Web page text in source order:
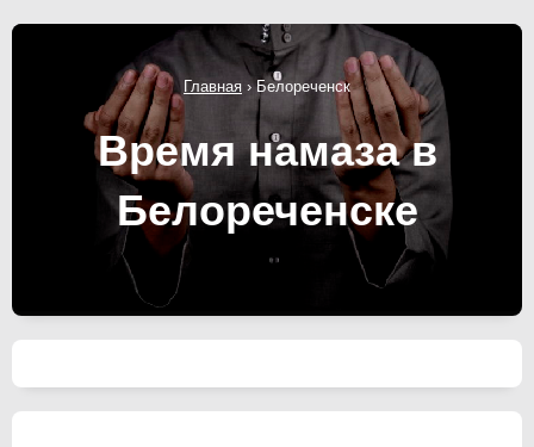
Главная ›Белореченск
Время намаза в
Белореченске